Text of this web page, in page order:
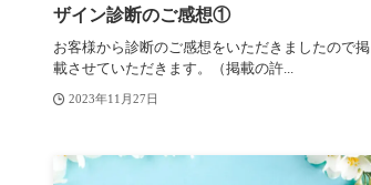
ザイン診断のご感想①
お客様から診断のご感想をいただきましたので掲
載させていただきます。（掲載の許...
2023年11月27日